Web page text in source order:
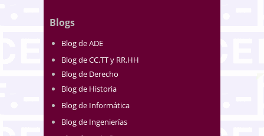
Blogs
Blog de ADE
Blog de CC.TT y RR.HH
Blog de Derecho
Blog de Historia
Blog de Informática
Blog de Ingenierías